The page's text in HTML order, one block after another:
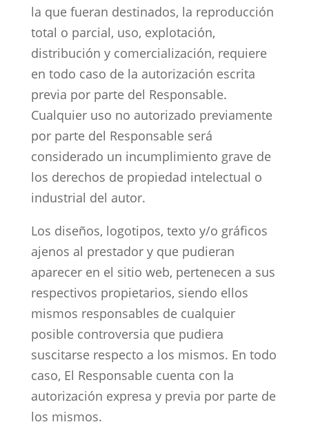
la que fueran destinados, la reproducción
total o parcial, uso, explotación,
distribución y comercialización, requiere
en todo caso de la autorización escrita
previa por parte del Responsable.
Cualquier uso no autorizado previamente
por parte del Responsable será
considerado un incumplimiento grave de
los derechos de propiedad intelectual o
industrial del autor.
Los diseños, logotipos, texto y/o gráficos
ajenos al prestador y que pudieran
aparecer en el sitio web, pertenecen a sus
respectivos propietarios, siendo ellos
mismos responsables de cualquier
posible controversia que pudiera
suscitarse respecto a los mismos. En todo
caso, El Responsable cuenta con la
autorización expresa y previa por parte de
los mismos.